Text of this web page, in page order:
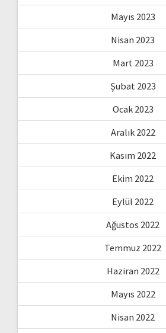
Mayıs 2023
Nisan 2023
Mart 2023
Şubat 2023
Ocak 2023
Aralık 2022
Kasım 2022
Ekim 2022
Eylül 2022
Ağustos 2022
Temmuz 2022
Haziran 2022
Mayıs 2022
Nisan 2022